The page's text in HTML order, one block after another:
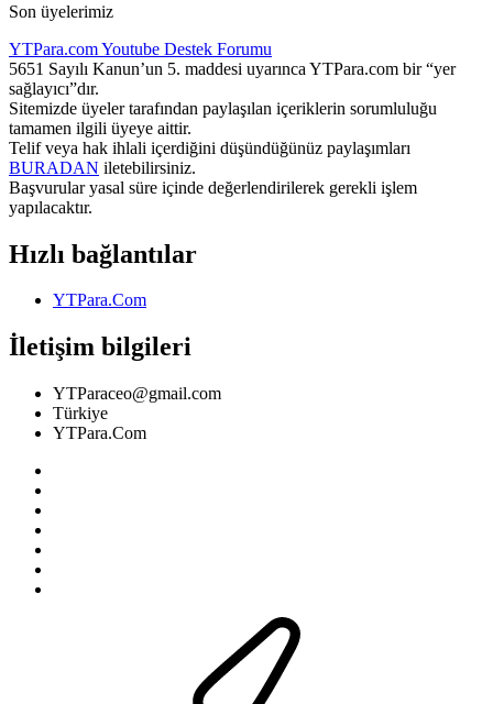
Son üyelerimiz
YTPara.comYoutube Destek Forumu
5651 Sayılı Kanun’un 5. maddesi uyarınca YTPara.com bir “yer
sağlayıcı”dır.
Sitemizde üyeler tarafından paylaşılan içeriklerin sorumluluğu
tamamen ilgili üyeye aittir.
Telif veya hak ihlali içerdiğini düşündüğünüz paylaşımları
BURADAN iletebilirsiniz.
Başvurular yasal süre içinde değerlendirilerek gerekli işlem
yapılacaktır.
Hızlı bağlantılar
YTPara.Com
İletişim bilgileri
YTParaceo@gmail.com
Türkiye
YTPara.Com